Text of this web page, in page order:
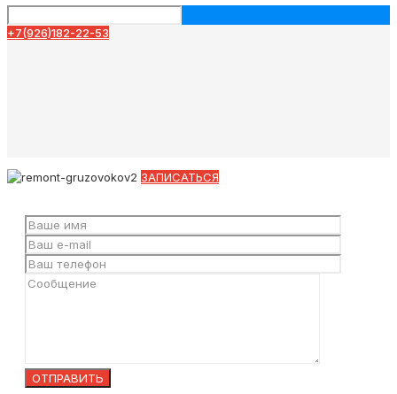
+7(926)182-22-53
ЗАПИСАТЬСЯ